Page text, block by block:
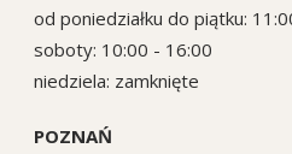
od poniedziałku do piątku:
soboty: 10:00 - 16:00
niedziela: zamknięte
POZNAŃ